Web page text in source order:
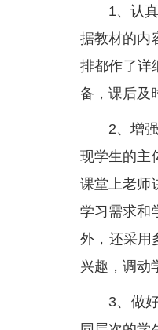
1、认
据教材的内
排都作了详
备，课后及
2、增
现学生的主
课堂上老师
学习需求和
外，还采用
兴趣，调动
3、做